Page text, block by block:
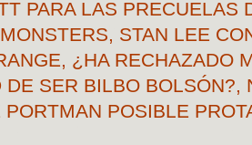
PARA LAS PRECUELAS
STAN LEE
¿HA RECHAZADO
DE SER BILBO BOLSÓN?,
PORTMAN POSIBLE